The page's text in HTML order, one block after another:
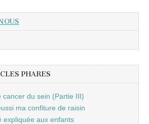
PHARES
cancer du sein (Partie III)
ma confiture de raisin
expliquée aux enfants